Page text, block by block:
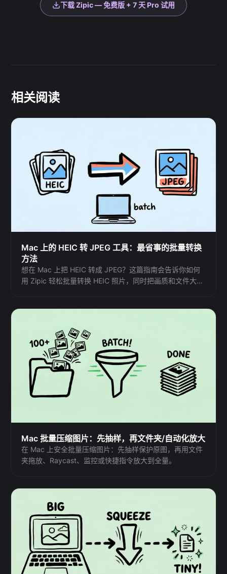
下载 Zipic — 免费版 + 7 天 Pro 试用
相关阅读
Mac 上的 HEIC 转 JPEG 工具：最省事的批量转换
方法
想在 Mac 上把 HEIC 转成 JPEG？这篇指南会告诉你如何
用 Zipic 轻松批量转换 HEIC 照片，同时把画质和文件大小
Mac 批量压缩图片：先抽样，再文件夹/自动化放大
在 Mac 上安全批量压缩图片：先抽样保护原图，再用文件
夹拖放、Raycast、监控或快捷指令放大到全量。